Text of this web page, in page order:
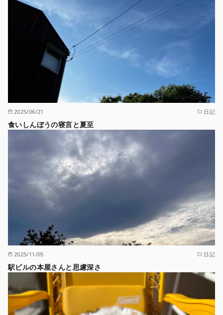
2025/06/21 日記
食いしんぼうの寝言と夏至
2025/11/05 日記
駅ビルの本屋さんと思慮深さ